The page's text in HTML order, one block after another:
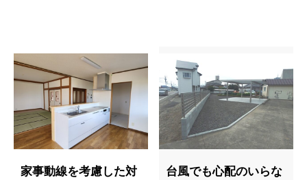
家事動線を考慮した対
台風でも心配のいらな